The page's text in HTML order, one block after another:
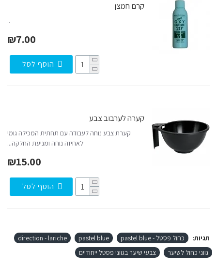
קרם חמצן
..
₪7.00
הוסף לסל
קערה לערבוב צבע
קערת צבע נוחה לעבודה עם תחתית המכילה גומי
לאחיזה נוחה ומניעת החלקה...
₪15.00
הוסף לסל
תגיות: כחול פסטל - pastel blue pastel blue
direction - lariche
גווני כחול לשיער
צבעי שיער בגווני פסטל ייחודיים